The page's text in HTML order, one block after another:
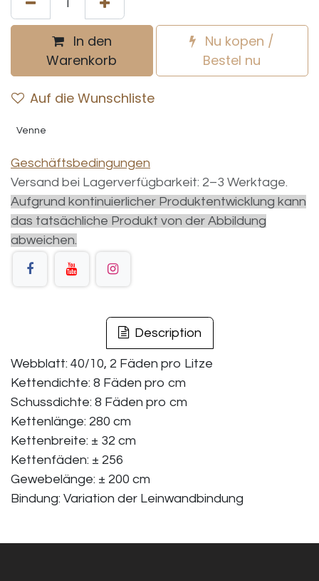
In den
Warenkorb
Nu kopen /
Bestel nu
Auf die Wunschliste
Venne
Geschäftsbedingungen
Versand bei Lagerverfügbarkeit: 2–3 Werktage.
Aufgrund kontinuierlicher Produktentwicklung kann
das tatsächliche Produkt von der Abbildung
abweichen.
Description
Webblatt: 40/10, 2 Fäden pro Litze
Kettendichte: 8 Fäden pro cm
Schussdichte: 8 Fäden pro cm
Kettenlänge: 280 cm
Kettenbreite: ± 32 cm
Kettenfäden: ± 256
Gewebelänge: ± 200 cm
Bindung: Variation der Leinwandbindung